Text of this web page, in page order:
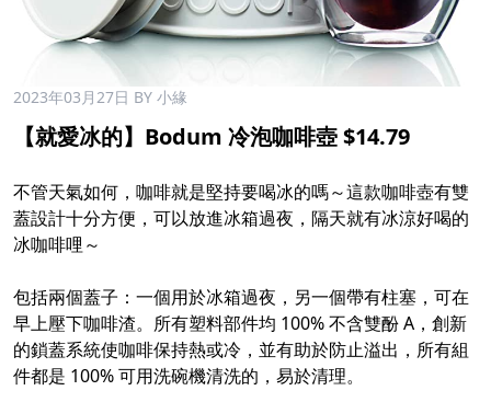
2023年03月27日 BY 小緣
【就愛冰的】Bodum 冷泡咖啡壺 $14.79
不管天氣如何，咖啡就是堅持要喝冰的嗎～這款咖啡壺有雙
蓋設計十分方便，可以放進冰箱過夜，隔天就有冰涼好喝的
冰咖啡哩～
包括兩個蓋子：一個用於冰箱過夜，另一個帶有柱塞，可在
早上壓下咖啡渣。所有塑料部件均 100% 不含雙酚 A，創新
的鎖蓋系統使咖啡保持熱或冷，並有助於防止溢出，所有組
件都是 100% 可用洗碗機清洗的，易於清理。